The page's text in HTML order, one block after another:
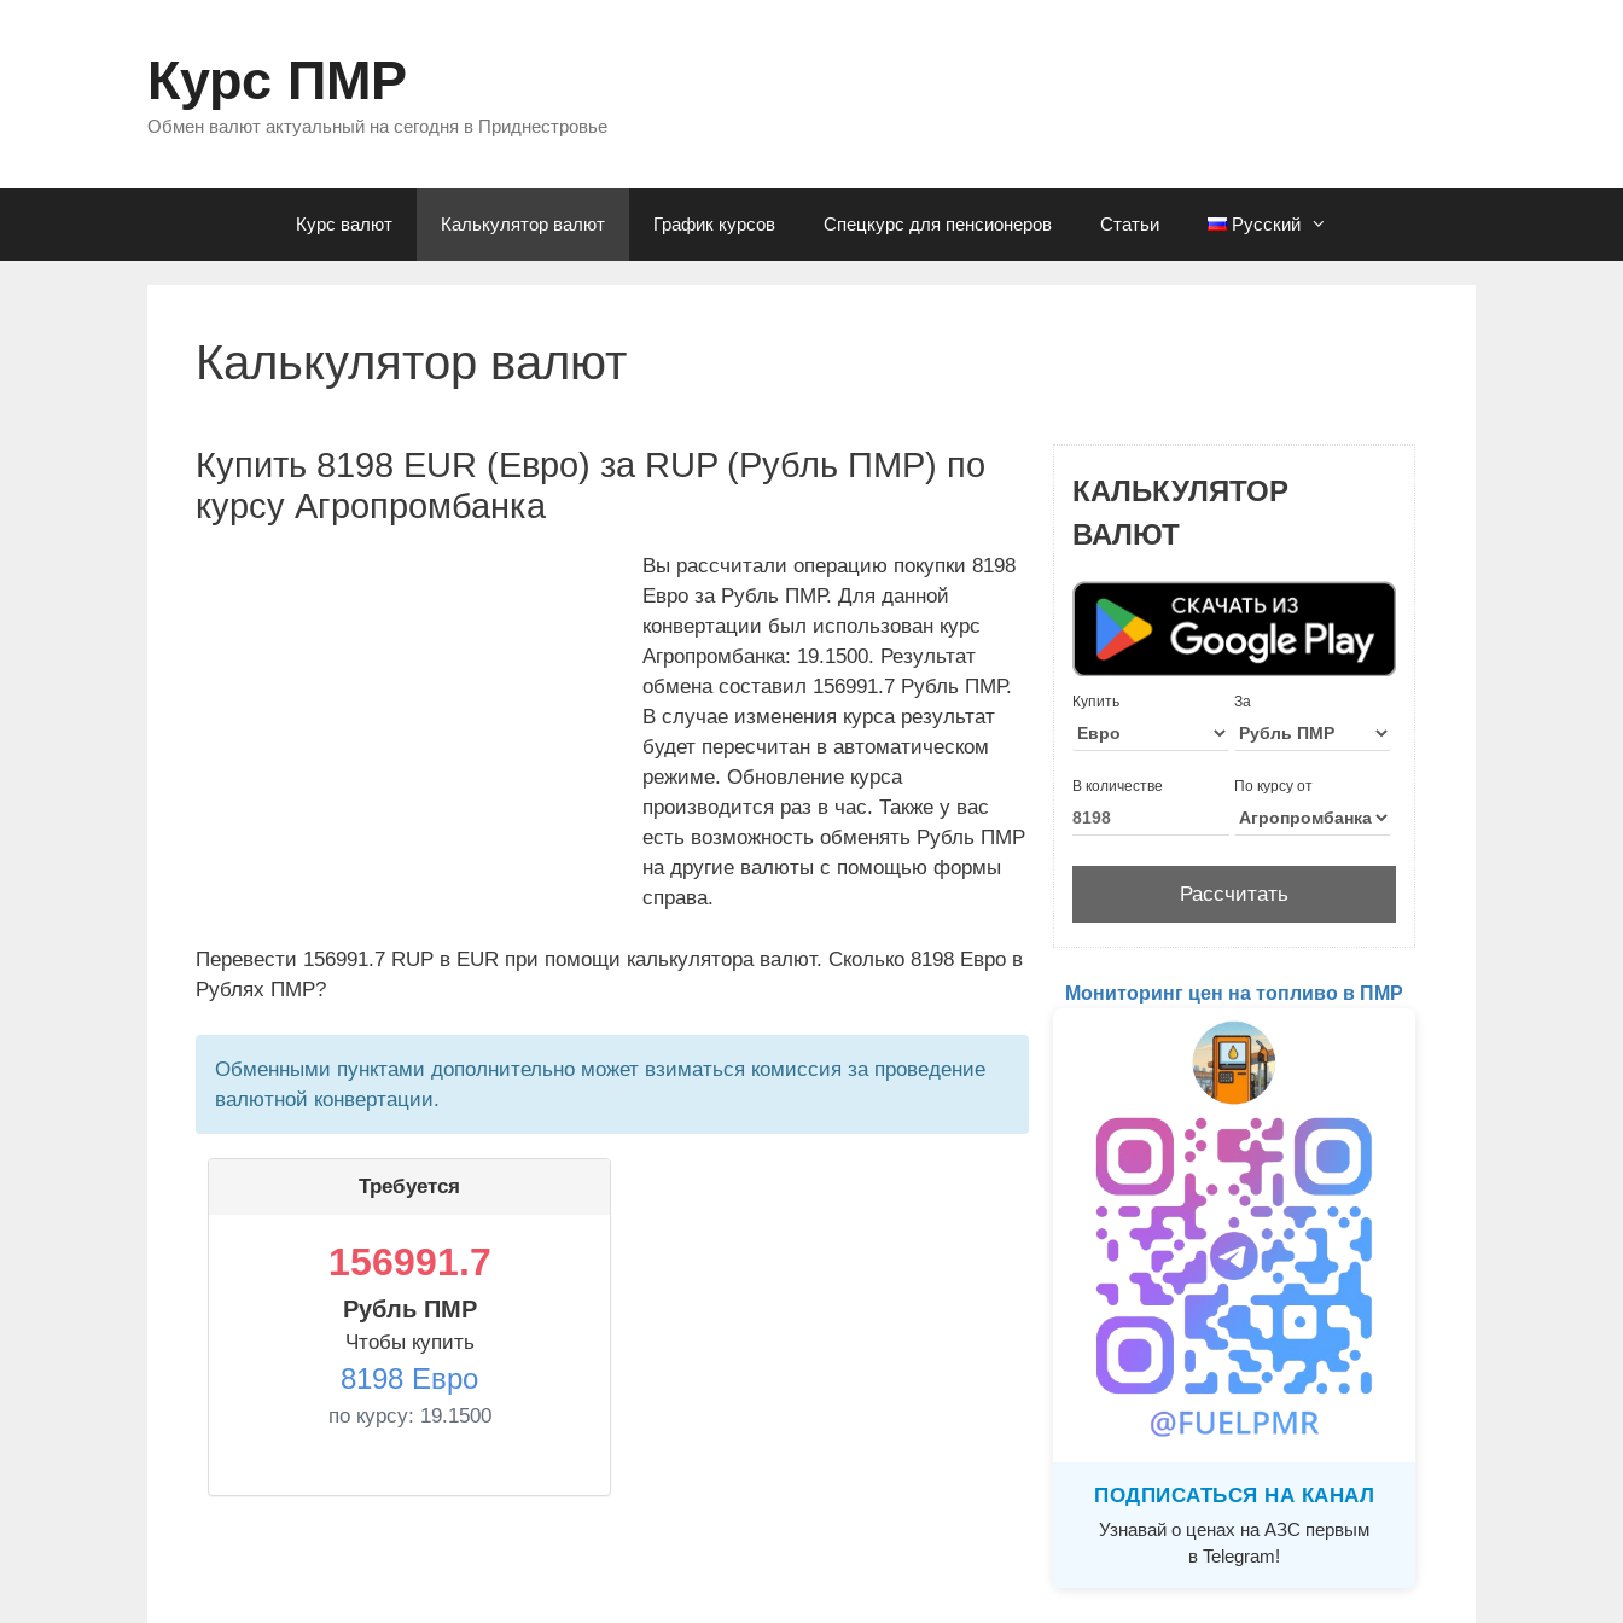
Курс ПМР
Обмен валют актуальный на сегодня в Приднестровье
Курс валют Калькулятор валют График курсов Спецкурс для пенсионеров Статьи Русский
Калькулятор валют
Купить 8198 EUR (Евро) за RUP (Рубль ПМР) по
курсу Агропромбанка
Вы рассчитали операцию покупки 8198
Евро за Рубль ПМР. Для данной
конвертации был использован курс
Агропромбанка: 19.1500. Результат
обмена составил 156991.7 Рубль ПМР.
В случае изменения курса результат
будет пересчитан в автоматическом
режиме. Обновление курса
производится раз в час. Также у вас
есть возможность обменять Рубль ПМР
на другие валюты с помощью формы
справа.
Перевести 156991.7 RUP в EUR при помощи калькулятора валют. Сколько 8198 Евро в
Рублях ПМР?
Обменными пунктами дополнительно может взиматься комиссия за проведение
валютной конвертации.
Требуется
156991.7
Рубль ПМР
Чтобы купить
8198 Евро
по курсу: 19.1500
КАЛЬКУЛЯТОР
ВАЛЮТ
Купить За
В количестве По курсу от
Мониторинг цен на топливо в ПМР
ПОДПИСАТЬСЯ НА КАНАЛ
Узнавай о ценах на АЗС первым
в Telegram!